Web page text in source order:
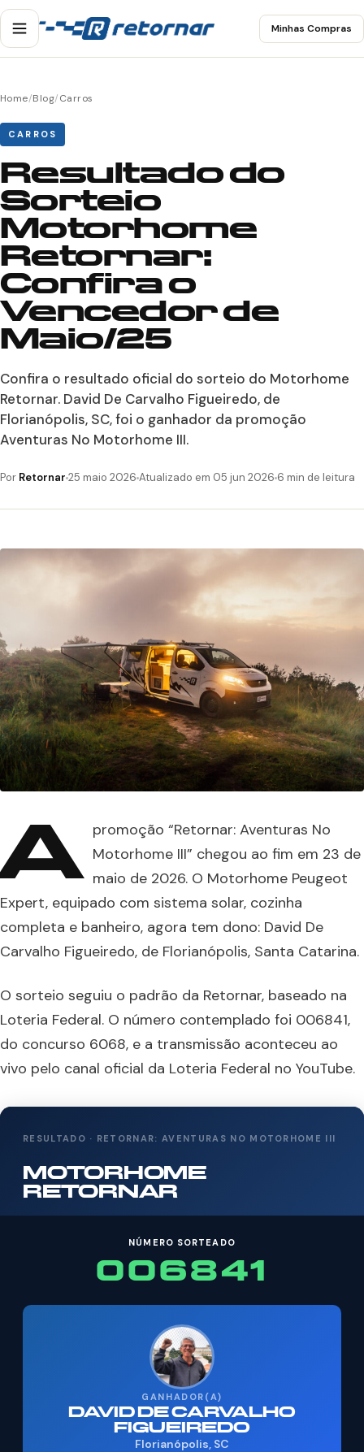
Minhas Compras
Home/Blog/Carros
CARROS
Resultado do
Sorteio
Motorhome
Retornar:
Confira o
Vencedor de
Maio/25
Confira o resultado oficial do sorteio do Motorhome
Retornar. David De Carvalho Figueiredo, de
Florianópolis, SC, foi o ganhador da promoção
Aventuras No Motorhome III.
Por Retornar 25 maio 2026 Atualizado em 05 jun 2026 6 min de leitura
promoção “Retornar: Aventuras No
Motorhome III” chegou ao fim em 23 de
maio de 2026. O Motorhome Peugeot
Expert, equipado com sistema solar, cozinha
completa e banheiro, agora tem dono: David De
Carvalho Figueiredo, de Florianópolis, Santa Catarina.
O sorteio seguiu o padrão da Retornar, baseado na
Loteria Federal. O número contemplado foi 006841,
do concurso 6068, e a transmissão aconteceu ao
vivo pelo canal oficial da Loteria Federal no YouTube.
RESULTADO · RETORNAR: AVENTURAS NO MOTORHOME III
MOTORHOME
RETORNAR
NÚMERO SORTEADO
006841
GANHADOR(A)
DAVID DE CARVALHO
FIGUEIREDO
Florianópolis, SC